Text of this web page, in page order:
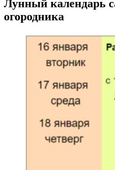
Лунный календарь
огородника